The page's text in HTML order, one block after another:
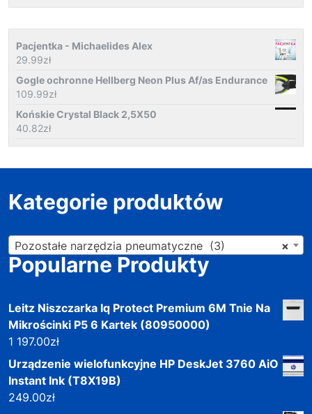
Pacjentka - Michaelides Alex
29.99zł
Gogle ochronne Hellberg Neon Plus Af/as Endurance
109.99zł
Końskie Crystal Black 2,5X50
40.82zł
Kategorie produktów
×
Pozostałe narzędzia pneumatyczne (3)
Popularne Produkty
Leitz Niszczarka Iq Protect Premium 6M Tnie Na
Mikrościnki P5 6 Kartek (80950000)
1 197.00zł
Urządzenie wielofunkcyjne HP DeskJet 3760 AiO
Instant Ink (T8X19B)
249.00zł